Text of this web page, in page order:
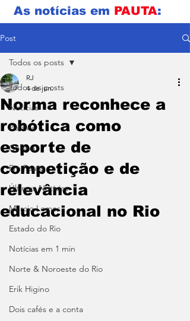
As notícias em PAUTA:
Post
Todos os posts
Notícias
Política
Coluna
Em Pauta
Últimas Notícias
Márcio Lemos
Estado do Rio
Notícias em 1 min
Norte & Noroeste do Rio
Erik Higino
Dois cafés e a conta
Todos os posts
Norma reconhece a
robótica como
esporte de
competição e de
relevância
educacional no Rio
RJ
4 de jun.